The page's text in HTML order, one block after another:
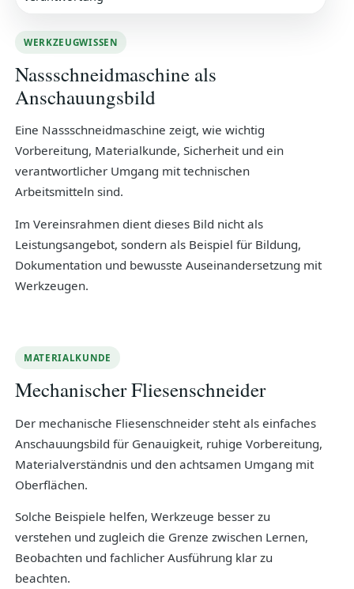
WERKZEUGWISSEN
Nassschneidmaschine als
Anschauungsbild
Eine Nassschneidmaschine zeigt, wie wichtig
Vorbereitung, Materialkunde, Sicherheit und ein
verantwortlicher Umgang mit technischen
Arbeitsmitteln sind.
Im Vereinsrahmen dient dieses Bild nicht als
Leistungsangebot, sondern als Beispiel für Bildung,
Dokumentation und bewusste Auseinandersetzung mit
Werkzeugen.
MATERIALKUNDE
Mechanischer Fliesenschneider
Der mechanische Fliesenschneider steht als einfaches
Anschauungsbild für Genauigkeit, ruhige Vorbereitung,
Materialverständnis und den achtsamen Umgang mit
Oberflächen.
Solche Beispiele helfen, Werkzeuge besser zu
verstehen und zugleich die Grenze zwischen Lernen,
Beobachten und fachlicher Ausführung klar zu
beachten.